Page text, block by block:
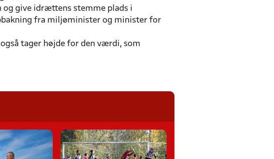
og give idrættens stemme plads i
fra miljøminister og minister for
tager højde for den værdi, som